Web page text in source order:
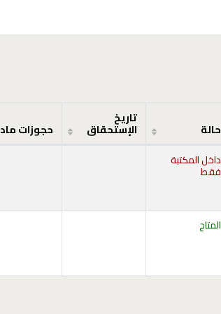
حالة
تاريخ
الإستحقاق حجوزات
داخل المكتبة
فقط
المتاح